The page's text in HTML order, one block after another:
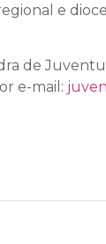
e
de
e-mail: